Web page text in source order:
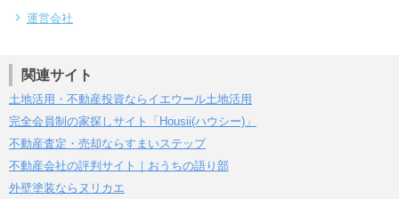
運営会社
関連サイト
土地活用・不動産投資ならイエウール土地活用
完全会員制の家探しサイト「Housii(ハウシー)」
不動産査定・売却ならすまいステップ
不動産会社の評判サイト｜おうちの語り部
外壁塗装ならヌリカエ